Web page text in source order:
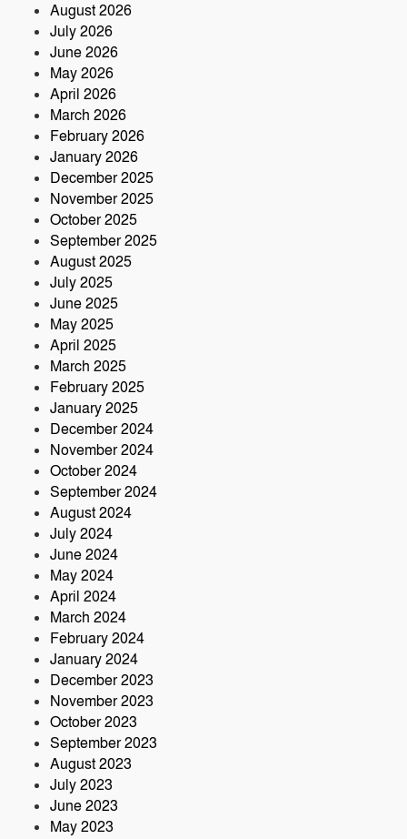
নিহত ৬০ বছরের কৃষক
August 2026
July 2026
June 2026
May 2026
April 2026
March 2026
February 2026
January 2026
December 2025
November 2025
October 2025
September 2025
August 2025
July 2025
June 2025
May 2025
April 2025
March 2025
February 2025
January 2025
December 2024
November 2024
October 2024
September 2024
August 2024
July 2024
June 2024
May 2024
April 2024
March 2024
February 2024
January 2024
December 2023
November 2023
October 2023
September 2023
August 2023
July 2023
June 2023
May 2023